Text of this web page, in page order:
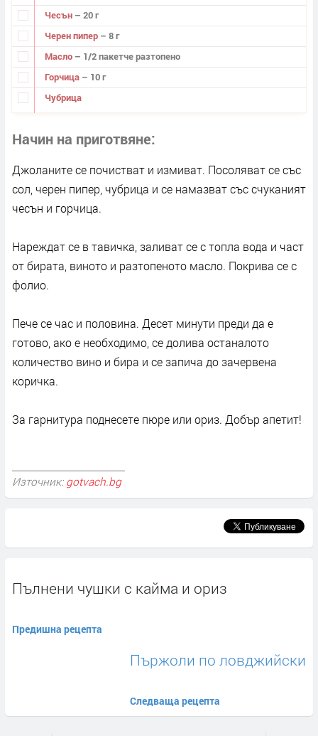
Чесън – 20 г
Черен пипер – 8 г
Масло – 1/2 пакетче разтопено
Горчица – 10 г
Чубрица
Начин на приготвяне
Джоланите се почистват и измиват. Посоляват се със
сол, черен пипер, чубрица и се намазват със счуканият
чесън и горчица.
Нареждат се в тавичка, заливат се с топла вода и част
от бирата, виното и разтопеното масло. Покрива се с
фолио.
Пече се час и половина. Десет минути преди да е
готово, ако е необходимо, се долива останалото
количество вино и бира и се запича до зачервена
коричка.
За гарнитура поднесете пюре или ориз. Добър апетит!
Източник: gotvach.bg
Пълнени чушки с кайма и ориз
Предишна рецепта
Пържоли по ловджийски
Следваща рецепта